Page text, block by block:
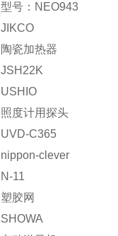
型号：NEO943
JIKCO
陶瓷加热器
JSH22K
USHIO
照度计用探头
UVD-C365
nippon-clever
N-11
塑胶网
SHOWA